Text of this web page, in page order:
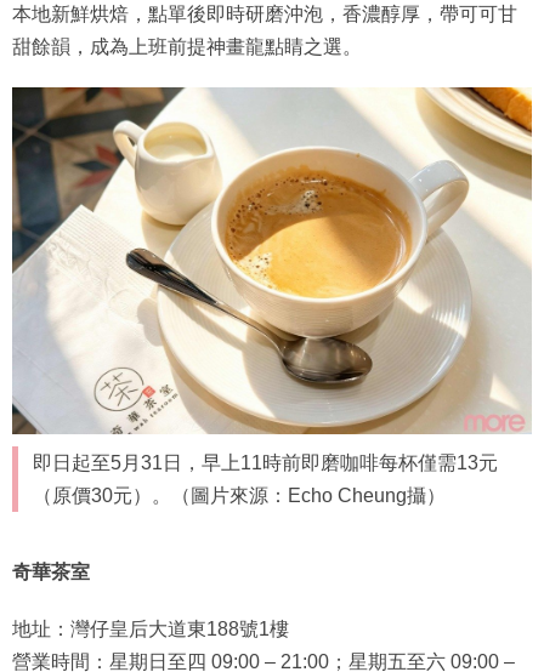
本地新鮮烘焙，點單後即時研磨沖泡，香濃醇厚，帶可可甘
甜餘韻，成為上班前提神畫龍點睛之選。
即日起至5月31日，早上11時前即磨咖啡每杯僅需13元
（原價30元）。（圖片來源：Echo Cheung攝）
奇華茶室
地址：灣仔皇后大道東188號1樓
營業時間：星期日至四 09:00 – 21:00；星期五至六 09:00 –